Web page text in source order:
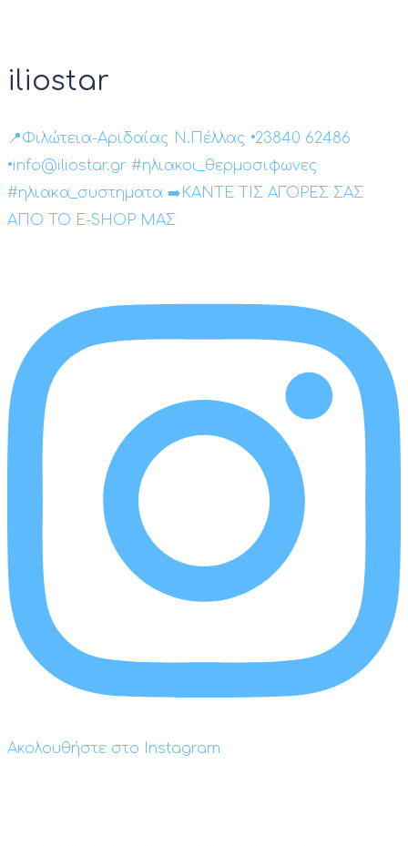
iliostar
📍Φιλώτεια-Αριδαίας Ν.Πέλλας •23840 62486
•info@iliostar.gr #ηλιακοι_θερμοσιφωνες
#ηλιακα_συστηματα ➡️ΚΑΝΤΕ ΤΙΣ ΑΓΟΡΕΣ ΣΑΣ
ΑΠΟ ΤΟ E-SHOP ΜΑΣ
Ακολουθήστε στο Instagram